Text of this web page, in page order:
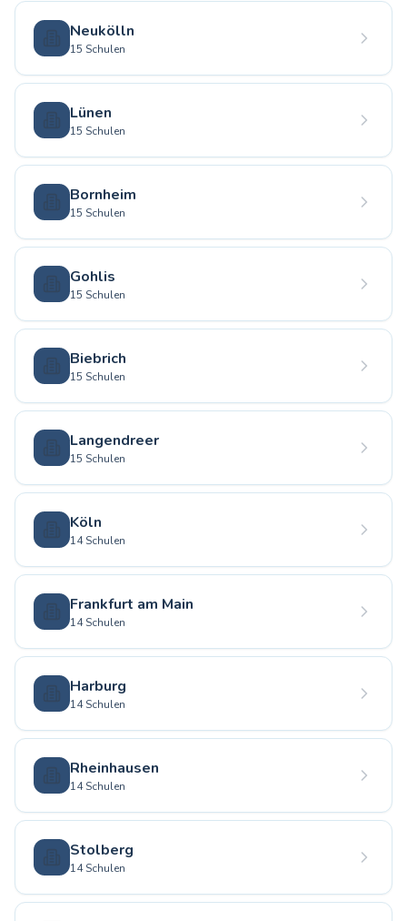
Neukölln
15 Schulen
Lünen
15 Schulen
Bornheim
15 Schulen
Gohlis
15 Schulen
Biebrich
15 Schulen
Langendreer
15 Schulen
Köln
14 Schulen
Frankfurt am Main
14 Schulen
Harburg
14 Schulen
Rheinhausen
14 Schulen
Stolberg
14 Schulen